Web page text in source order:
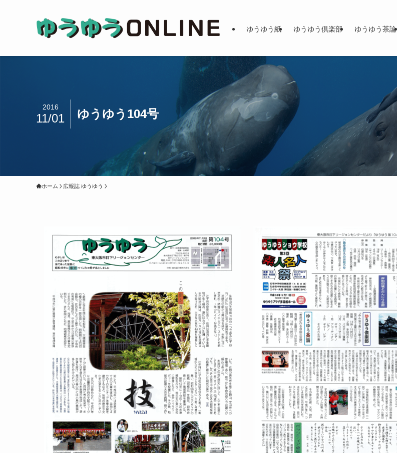
ゆうゆう紙 ゆうゆう倶楽部 ゆうゆう茶論
ゆうゆう104号
2016
11/01
ホーム 広報誌 ゆうゆう